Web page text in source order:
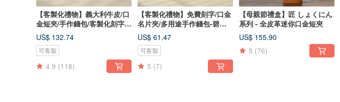
【客製化禮物】義大利牛皮/口
金短夾/手作錢包/客製化刻字-
碧玉綠
US$ 132.74
可客製
4.9 (118)
【客製化禮物】免費刻字/口金
名片夾/多用途手作錢包-碧玉
綠
US$ 61.47
可客製
5 (7)
【母親節禮盒】匠 しょくにん
系列 - 全皮革迷你口金短夾
US$ 155.90
5 (76)